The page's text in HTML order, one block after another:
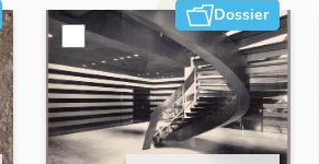
Dossier